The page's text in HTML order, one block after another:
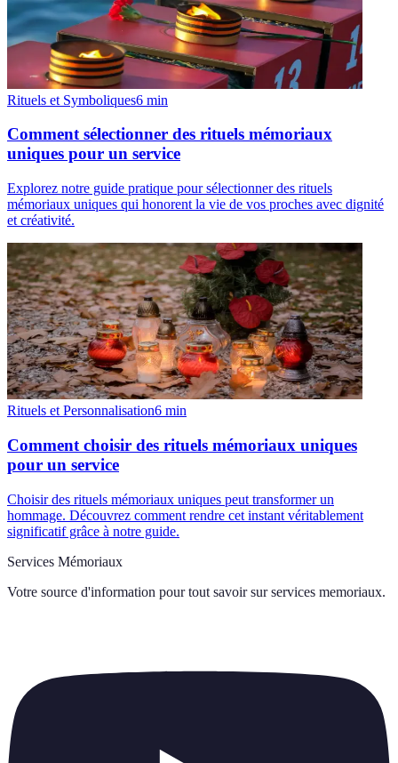
Rituels et Symboliques6 min
Comment sélectionner des rituels mémoriaux
uniques pour un service
Explorez notre guide pratique pour sélectionner des rituels
mémoriaux uniques qui honorent la vie de vos proches avec dignité
et créativité.
Rituels et Personnalisation6 min
Comment choisir des rituels mémoriaux uniques
pour un service
Choisir des rituels mémoriaux uniques peut transformer un
hommage. Découvrez comment rendre cet instant véritablement
significatif grâce à notre guide.
Services Mémoriaux
Votre source d'information pour tout savoir sur services memoriaux.